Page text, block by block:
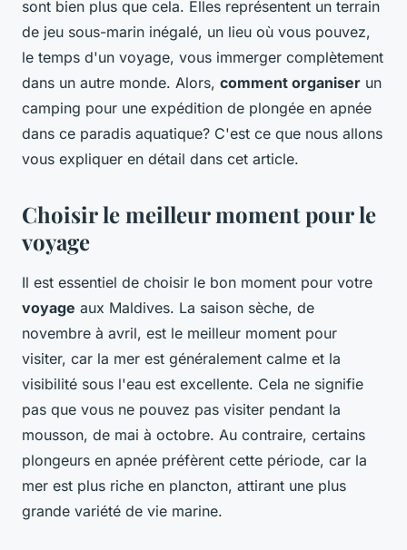
sont bien plus que cela. Elles représentent un terrain
de jeu sous-marin inégalé, un lieu où vous pouvez,
le temps d'un voyage, vous immerger complètement
dans un autre monde. Alors, comment organiser un
camping pour une expédition de plongée en apnée
dans ce paradis aquatique? C'est ce que nous allons
vous expliquer en détail dans cet article.
Choisir le meilleur moment pour le
voyage
Il est essentiel de choisir le bon moment pour votre
voyage aux Maldives. La saison sèche, de
novembre à avril, est le meilleur moment pour
visiter, car la mer est généralement calme et la
visibilité sous l'eau est excellente. Cela ne signifie
pas que vous ne pouvez pas visiter pendant la
mousson, de mai à octobre. Au contraire, certains
plongeurs en apnée préfèrent cette période, car la
mer est plus riche en plancton, attirant une plus
grande variété de vie marine.